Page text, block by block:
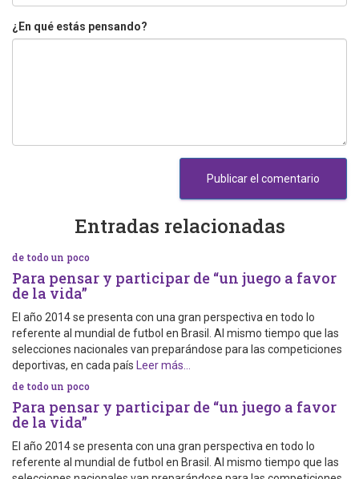
¿En qué estás pensando?
Entradas relacionadas
de todo un poco
Para pensar y participar de “un juego a favor
de la vida”
El año 2014 se presenta con una gran perspectiva en todo lo
referente al mundial de futbol en Brasil. Al mismo tiempo que las
selecciones nacionales van preparándose para las competiciones
deportivas, en cada país Leer más…
de todo un poco
Para pensar y participar de “un juego a favor
de la vida”
El año 2014 se presenta con una gran perspectiva en todo lo
referente al mundial de futbol en Brasil. Al mismo tiempo que las